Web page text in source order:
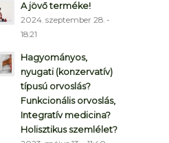
A jövő terméke!
2024. szeptember 28. -
18:21
Hagyományos,
nyugati (konzervatív)
típusú orvoslás?
Funkcionális orvoslás,
Integratív medicina?
Holisztikus szemlélet?